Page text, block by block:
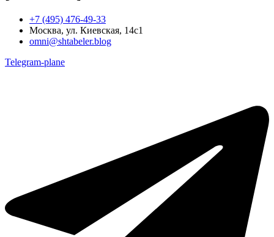
+7 (495) 476-49-33
Москва, ул. Киевская, 14с1
omni@shtabeler.blog
Telegram-plane